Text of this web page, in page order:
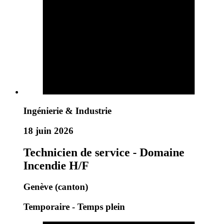
Ingénierie & Industrie
18 juin 2026
Technicien de service - Domaine
Incendie H/F
Genève (canton)
Temporaire - Temps plein